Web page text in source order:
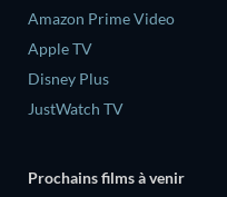
Amazon Prime Video
Apple TV
Disney Plus
JustWatch TV
Prochains films à venir